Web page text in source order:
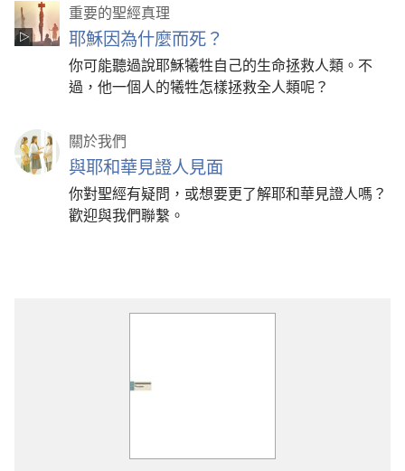
重要的聖經真理
耶穌因為什麼而死？
你可能聽過說耶穌犧牲自己的生命拯救人類。不
過，他一個人的犧牲怎樣拯救全人類呢？
關於我們
與耶和華見證人見面
你對聖經有疑問，或想要更了解耶和華見證人嗎？
歡迎與我們聯繫。